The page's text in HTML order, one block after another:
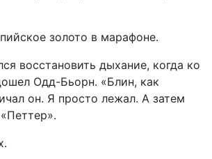
золото в марафоне.
восстановить дыхание, когда ко
Одд-Бьорн. «Блин, как
он. Я просто лежал. А затем